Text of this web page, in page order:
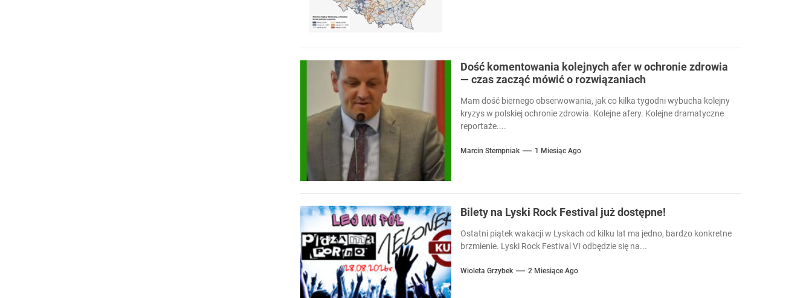
Dość komentowania kolejnych afer w ochronie zdrowia
— czas zacząć mówić o rozwiązaniach
Mam dość biernego obserwowania, jak co kilka tygodni wybucha kolejny
kryzys w polskiej ochronie zdrowia. Kolejne afery. Kolejne dramatyczne
reportaże....
Marcin Stempniak 1 Miesiąc Ago
Bilety na Lyski Rock Festival już dostępne!
Ostatni piątek wakacji w Lyskach od kilku lat ma jedno, bardzo konkretne
brzmienie. Lyski Rock Festival VI odbędzie się na...
Wioleta Grzybek 2 Miesiące Ago